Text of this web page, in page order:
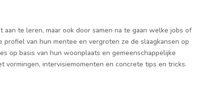
te leren, maar ook door samen na te gaan welke jobs of
van hun mentee en vergroten ze de slaagkansen op
op basis van hun woonplaats en gemeenschappelijke
intervisiemomenten en concrete tips en tricks.